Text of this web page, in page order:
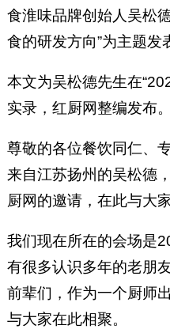
食淮味品牌创始人吴松
食的研发方向”为主题发
本文为吴松德先生在
实录，红厨网整编发布。
尊敬的各位餐饮同仁、
来自江苏扬州的吴松德
厨网的邀请，在此与大
我们现在所在的会场是
有很多认识多年的老朋
前辈们，作为一个厨师
与大家在此相聚。